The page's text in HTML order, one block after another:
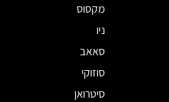
מקסוס
ניו
סאאב
סוזוקי
סיטרואן